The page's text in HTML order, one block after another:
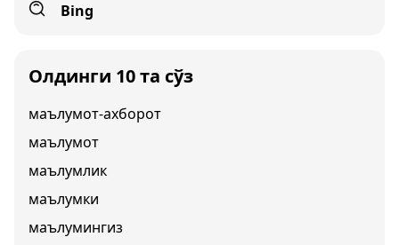
Bing
Олдинги 10 та сўз
маълумот-ахборот
маълумот
маълумлик
маълумки
маълумингиз